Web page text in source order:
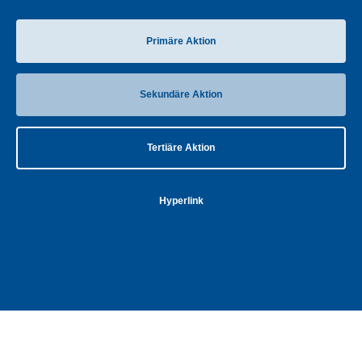
Primäre Aktion
Sekundäre Aktion
Tertiäre Aktion
Hyperlink